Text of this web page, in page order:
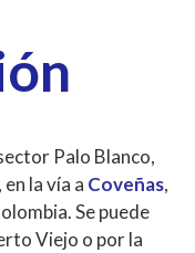
Palo Blanco,
, en la vía a Coveñas,
Se puede
Viejo o por la